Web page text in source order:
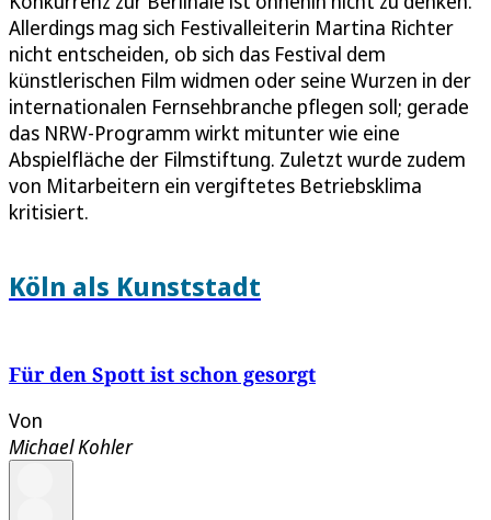
Allerdings mag sich Festivalleiterin Martina Richter
nicht entscheiden, ob sich das Festival dem
künstlerischen Film widmen oder seine Wurzen in der
internationalen Fernsehbranche pflegen soll; gerade
das NRW-Programm wirkt mitunter wie eine
Abspielfläche der Filmstiftung. Zuletzt wurde zudem
von Mitarbeitern ein vergiftetes Betriebsklima
kritisiert.
Köln als Kunststadt
Für den Spott ist schon gesorgt
Von
Michael Kohler